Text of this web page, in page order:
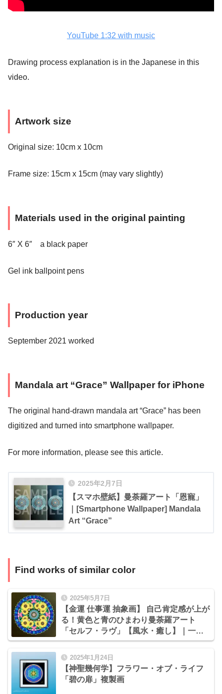
YouTube 1:32 with music
Drawing process explanation is in the Japanese in this
video.
Artwork size
Original size: 10cm x 10cm
Frame size: 15cm x 15cm (may vary slightly)
Materials used in the original painting
6″ X 6″ a black paper
Gel ink ballpoint pens
Production year
September 2021 worked
Mandala art “Grace” Wallpaper for iPhone
The original hand-drawn mandala art “Grace” has been
digitized and turned into smartphone wallpaper.
For more information, please see this article.
2025年2月7日
【スマホ壁紙】曼荼羅アート「恩寵」
｜[Smartphone Wallpaper] Mandala
Art “Grace”
Find works of similar color
2025年5月7日
【金運 仕事運 抽象画】 自己肯定感が上が
る！黄色と青のひまわり曼荼羅アート
「セルフ・ラヴ」【風水・癒し】｜一点
もの手描き原画40cm｜愛されて成功へ
2025年1月24日
【神聖幾何学】フラワー・オブ・ライフ
「碧の扉」複製画